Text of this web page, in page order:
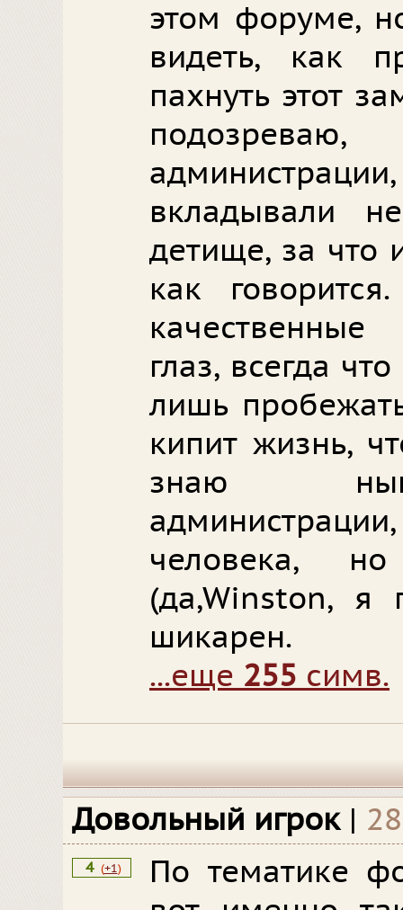
этом форуме,
видеть, как
пахнуть этот
вкладывали
детище, за что
как
глаз, всегда
лишь
кипит жизнь,
знаю
человека,
(да,Winston, я
шикарен.
...еще 255 симв.
Довольный игрок |
4 (+1)
По тематике